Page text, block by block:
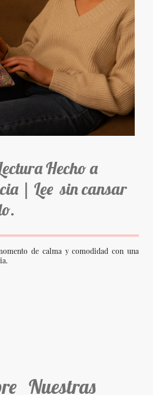
Hecho a
| Lee sin cansar
de calma y comodidad con una
Nuestras